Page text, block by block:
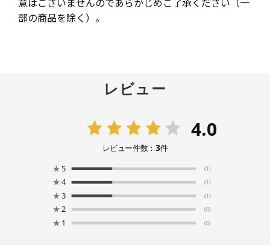
部の商品を除く）。
レビュー
4.0
レビュー件数： 3件
★ 5 (1)
★4 (1)
★3 (1)
★ 2 (0)
★ 1 (0)